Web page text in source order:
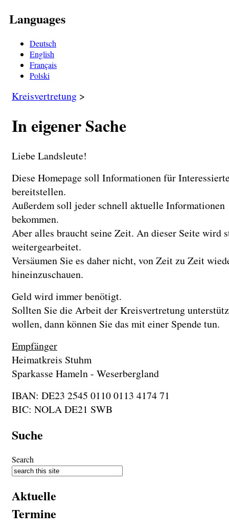
Languages
Deutsch
English
Français
Polski
Kreisvertretung >
In eigener Sache
Liebe Landsleute!
Diese Homepage soll Informationen für
bereitstellen.
Außerdem soll jeder schnell aktuelle Informationen
bekommen.
Aber alles braucht seine Zeit. An dieser Seite wird
weitergearbeitet.
Versäumen Sie es daher nicht, von Zeit zu Zeit
hineinzuschauen.
Geld wird immer benötigt.
Sollten Sie die Arbeit der Kreisvertretung
wollen, dann können Sie das mit einer Spende tun.
Empfänger
Heimatkreis Stuhm
Sparkasse Hameln - Weserbergland
IBAN: DE23 2545 0110 0113 4174 71
BIC: NOLA DE21 SWB
Suche
Search
Aktuelle
Termine